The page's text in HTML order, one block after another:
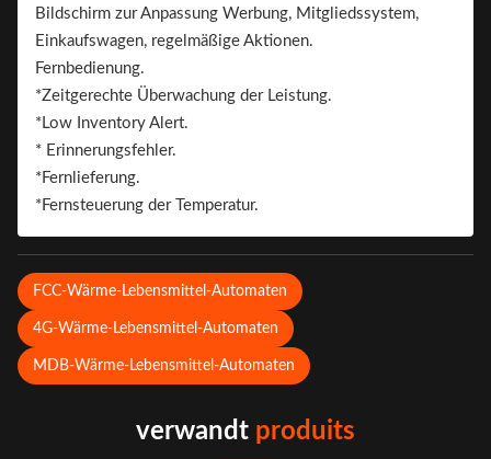
Bildschirm zur Anpassung Werbung, Mitgliedssystem,
Einkaufswagen, regelmäßige Aktionen.
Fernbedienung.
*Zeitgerechte Überwachung der Leistung.
*Low Inventory Alert.
* Erinnerungsfehler.
*Fernlieferung.
*Fernsteuerung der Temperatur.
FCC-Wärme-Lebensmittel-Automaten
4G-Wärme-Lebensmittel-Automaten
MDB-Wärme-Lebensmittel-Automaten
verwandt produits